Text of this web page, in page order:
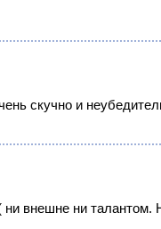
скучно и
ни внешне ни